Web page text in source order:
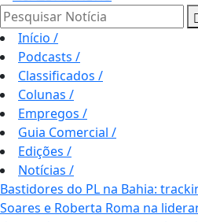
Pesquisar Notícia
Início /
Podcasts /
Classificados /
Colunas /
Empregos /
Guia Comercial /
Edições /
Notícias /
Bastidores do PL na Bahia:
Soares e Roberta Roma na